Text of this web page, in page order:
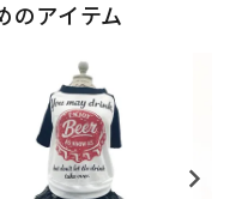
のアイテム